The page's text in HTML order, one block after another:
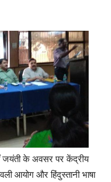
के अवसर पर केंद्रीय
आयोग और हिंदुस्तानी भाषा